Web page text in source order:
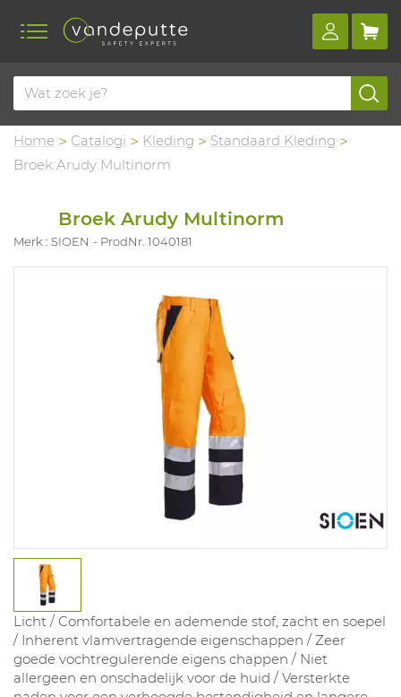
Home Catalogi Kleding
Standaard Kleding
Broek Arudy Multinorm
Broek Arudy Multinorm
Merk : SIOEN ProdNr. 1040181
Licht / Comfortabele en ademende stof, zacht en soepel
/ Inherent vlamvertragende eigenschappen / Zeer
goede vochtregulerende eigens chappen / Niet
allergeen en onschadelijk voor de huid / Versterkte